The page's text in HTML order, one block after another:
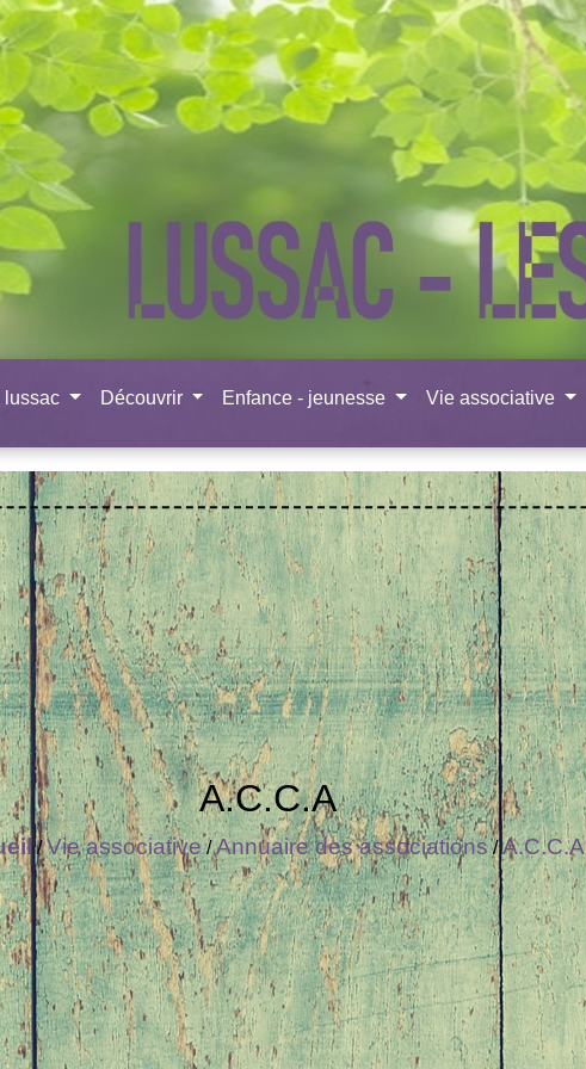
lussac Découvrir Enfance - jeunesse Vie associative
A.C.C.A
/Vie associative/Annuaire des associations/A.C.C.A